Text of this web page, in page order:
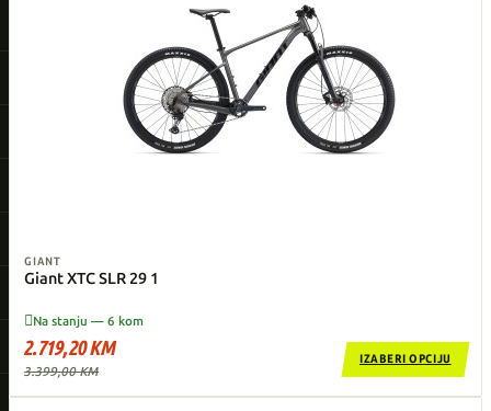
GIANT
Giant XTC SLR 29 1
Na stanju — 6 kom
2.719,20 KM
3.399,00 KM
IZABERI OPCIJU